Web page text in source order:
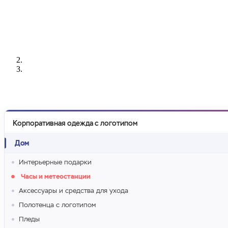
Корпоративная одежда с логотипом
Дом
Интерьерные подарки
Часы и метеостанции
Аксессуары и средства для ухода
Полотенца с логотипом
Пледы